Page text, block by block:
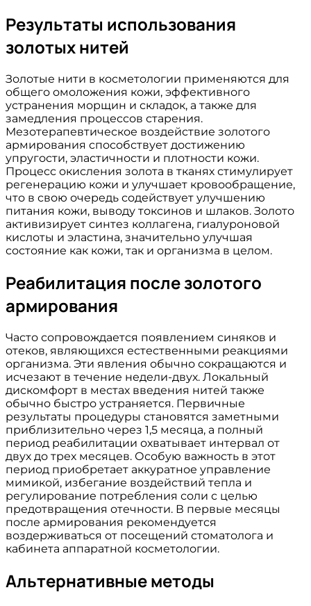
Результаты использования
золотых нитей
Золотые нити в косметологии применяются для
общего омоложения кожи, эффективного
устранения морщин и складок, а также для
замедления процессов старения.
Мезотерапевтическое воздействие золотого
армирования способствует достижению
упругости, эластичности и плотности кожи.
Процесс окисления золота в тканях стимулирует
регенерацию кожи и улучшает кровообращение,
что в свою очередь содействует улучшению
питания кожи, выводу токсинов и шлаков. Золото
активизирует синтез коллагена, гиалуроновой
кислоты и эластина, значительно улучшая
состояние как кожи, так и организма в целом.
Реабилитация после золотого
армирования
Часто сопровождается появлением синяков и
отеков, являющихся естественными реакциями
организма. Эти явления обычно сокращаются и
исчезают в течение недели-двух. Локальный
дискомфорт в местах введения нитей также
обычно быстро устраняется. Первичные
результаты процедуры становятся заметными
приблизительно через 1,5 месяца, а полный
период реабилитации охватывает интервал от
двух до трех месяцев. Особую важность в этот
период приобретает аккуратное управление
мимикой, избегание воздействий тепла и
регулирование потребления соли с целью
предотвращения отечности. В первые месяцы
после армирования рекомендуется
воздерживаться от посещений стоматолога и
кабинета аппаратной косметологии.
Альтернативные методы